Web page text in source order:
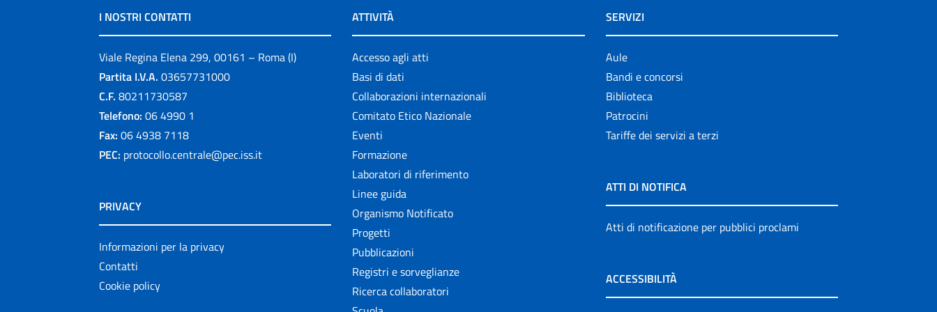
I NOSTRI CONTATTI
Viale Regina Elena 299, 00161 – Roma (I)
Partita I.V.A. 03657731000
C.F. 80211730587
Telefono: 06 4990 1
Fax: 06 4938 7118
PEC: protocollo.centrale@pec.iss.it
PRIVACY
Informazioni per la privacy
Contatti
Cookie policy
ATTIVITÀ
Accesso agli atti
Basi di dati
Collaborazioni internazionali
Comitato Etico Nazionale
Eventi
Formazione
Laboratori di riferimento
Linee guida
Organismo Notificato
Progetti
Pubblicazioni
Registri e sorveglianze
Ricerca collaboratori
SERVIZI
Aule
Bandi e concorsi
Biblioteca
Patrocini
Tariffe dei servizi a terzi
ATTI DI NOTIFICA
Atti di notificazione per pubblici proclami
ACCESSIBILITÀ